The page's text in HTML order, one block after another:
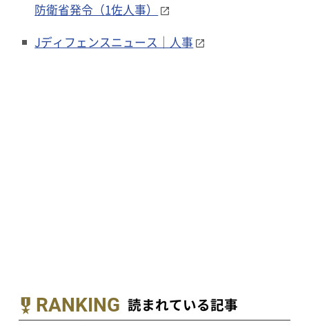
防衛省発令（1佐人事）
Jディフェンスニュース｜人事
RANKING 読まれている記事